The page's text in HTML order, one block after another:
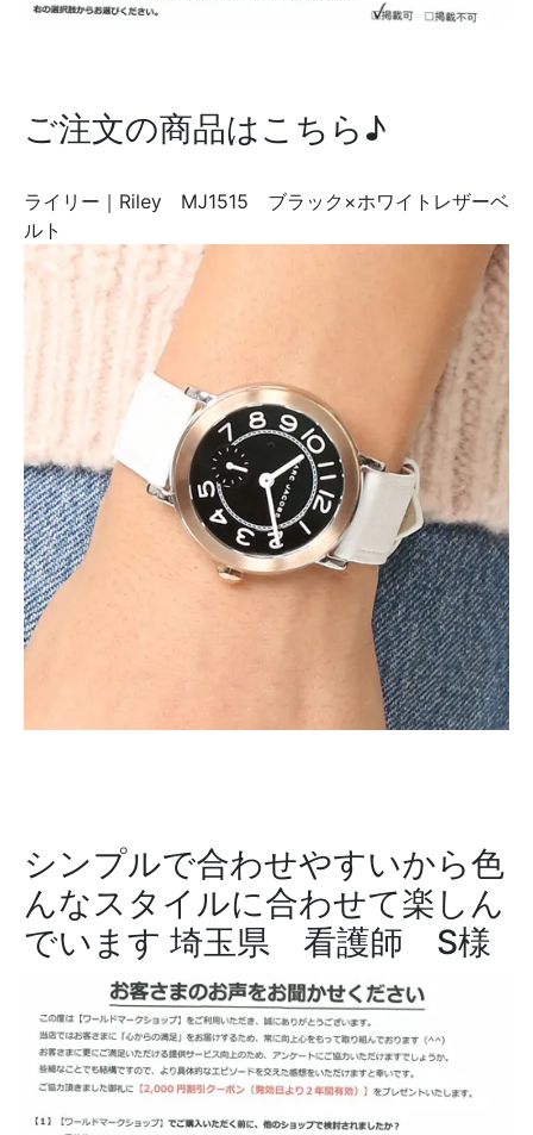
ご注文の商品はこちら♪
ライリー｜Riley MJ1515 ブラック×ホワイトレザーベ
ルト
シンプルで合わせやすいから色
んなスタイルに合わせて楽しん
でいます 埼玉県 看護師 S様